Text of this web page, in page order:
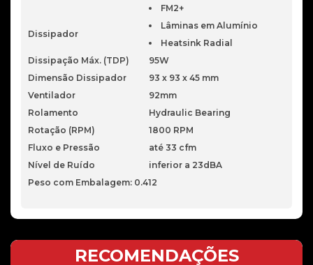
FM2+
Dissipador
Lâminas em Alumínio
Heatsink Radial
Dissipação Máx. (TDP)
95W
Dimensão Dissipador
93 x 93 x 45 mm
Ventilador
92mm
Rolamento
Hydraulic Bearing
Rotação (RPM)
1800 RPM
Fluxo e Pressão
até 33 cfm
Nível de Ruído
inferior a 23dBA
Peso com Embalagem: 0.412
RECOMENDAÇÕES